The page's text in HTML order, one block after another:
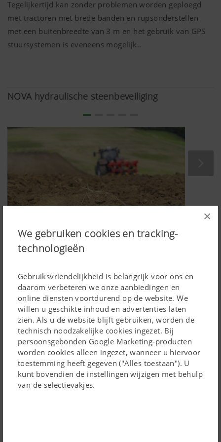
×
We gebruiken cookies en tracking-
technologieën
Gebruiksvriendelijkheid is belangrijk voor ons en
daarom verbeteren we onze aanbiedingen en
online diensten voortdurend op de website. We
willen u geschikte inhoud en advertenties laten
zien. Als u de website blijft gebruiken, worden de
technisch noodzakelijke cookies ingezet. Bij
persoonsgebonden Google Marketing-producten
worden cookies alleen ingezet, wanneer u hiervoor
toestemming heeft gegeven ("Alles toestaan"). U
kunt bovendien de instellingen wijzigen met behulp
van de selectievakjes.
van de risters.
Tegelijkertijd kan zonder problemen worden geploegd
met tractoren met brede banden en rupsonderstellen
met een buitenbreedte van 3 m en het gebruik van GPS
stuursystemen is eveneens mogelijk..
NOVA hydraulische steenbeveiliging
Gelijkmatig en probleemloos werken in gebieden met
steenachtige of rotsachtige grond is geen probleem
dankzij de betrouwbare NOVA-steenbeveiliging. Een
selectie van zeer belastbare materialen in combinatie
met een nauwkeurig instelbare hydraulica maakt het
systeem tot een onmisbare helper onder zware
omstandigheden. Het NONSTOP-werken en de hoge
werkkwaliteit leiden tot een verhoogde productiviteit en
dragen bij aan een hogere capaciteit.
Leest U verder